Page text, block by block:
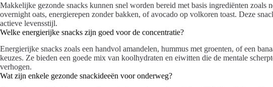
Makkelijke gezonde snacks kunnen snel worden bereid met basis ingrediënten zoals
overnight oats, energierepen zonder bakken, of avocado op volkoren toast. Deze
actieve levensstijl.
Welke energierijke snacks zijn goed voor de concentratie?
Energierijke snacks zoals een handvol amandelen, hummus met groenten, of een
keuzes. Ze bieden een goede mix van koolhydraten en eiwitten die de mentale
verhogen.
Wat zijn enkele gezonde snackideeën voor onderweg?